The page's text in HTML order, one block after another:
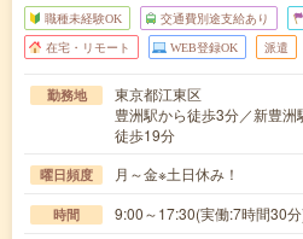
職種未経験OK 交通費別途支給あり
在宅・リモート WEB登録OK 派遣
勤務地
東京都江東区
豊洲駅から徒歩3分／新豊
徒歩19分
曜日頻度 月～金※土日休み！
時間 9:00～17:30(実働:7時間30